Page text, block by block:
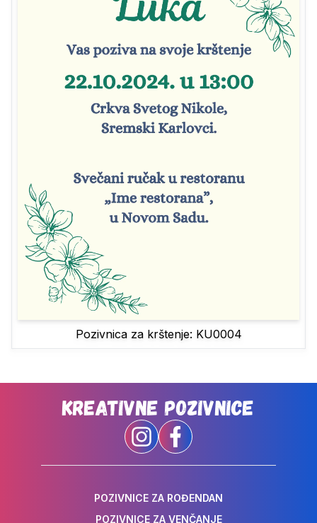
Pozivnica za krštenje: KU0004
Kreativne Pozivnice
POZIVNICE ZA ROĐENDAN
POZIVNICE ZA VENČANJE